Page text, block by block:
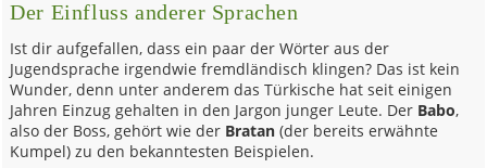
Der Einfluss anderer Sprachen
Ist dir aufgefallen, dass ein paar der Wörter aus der
Jugendsprache irgendwie fremdländisch klingen? Das ist kein
Wunder, denn unter anderem das Türkische hat seit einigen
Jahren Einzug gehalten in den Jargon junger Leute. Der Babo,
also der Boss, gehört wie der Bratan (der bereits erwähnte
Kumpel) zu den bekanntesten Beispielen.